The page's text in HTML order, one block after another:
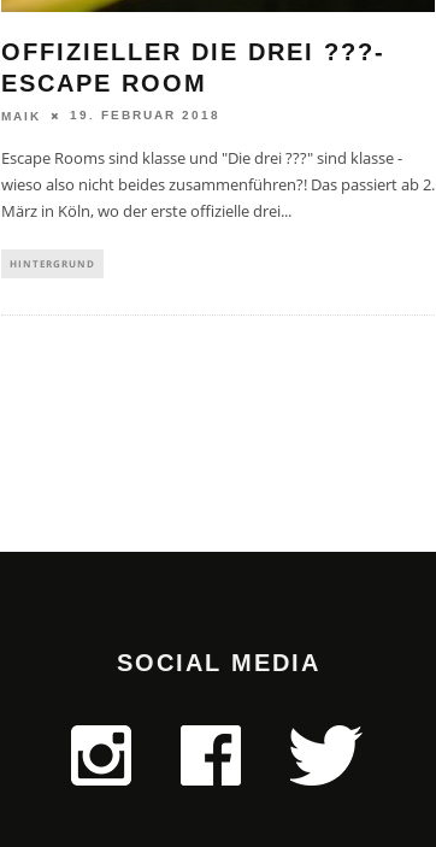
OFFIZIELLER DIE DREI ???-
ESCAPE ROOM
MAIK 19. FEBRUAR 2018
Escape Rooms sind klasse und "Die drei ???" sind klasse -
wieso also nicht beides zusammenführen?! Das passiert ab 2.
März in Köln, wo der erste offizielle drei...
HINTERGRUND
SOCIAL MEDIA